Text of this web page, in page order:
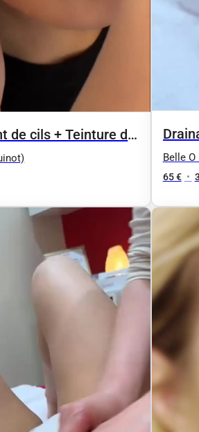
de cils + Teinture de
Belle
65 € •